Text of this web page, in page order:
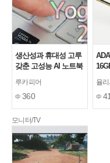
생산성과 휴대성 고루
갖춘 고성능 AI 노트북
2in1 노트북 한 달 사용
기
루카피어
360
사
율
모니터/TV